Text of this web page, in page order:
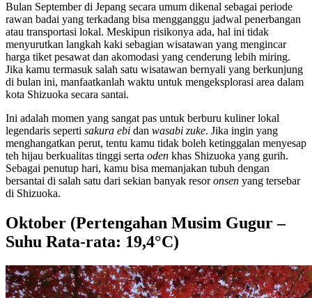
Bulan September di Jepang secara umum dikenal sebagai periode
rawan badai yang terkadang bisa mengganggu jadwal penerbangan
atau transportasi lokal. Meskipun risikonya ada, hal ini tidak
menyurutkan langkah kaki sebagian wisatawan yang mengincar
harga tiket pesawat dan akomodasi yang cenderung lebih miring.
Jika kamu termasuk salah satu wisatawan bernyali yang berkunjung
di bulan ini, manfaatkanlah waktu untuk mengeksplorasi area dalam
kota Shizuoka secara santai.
Ini adalah momen yang sangat pas untuk berburu kuliner lokal
legendaris seperti sakura ebi dan wasabi zuke. Jika ingin yang
menghangatkan perut, tentu kamu tidak boleh ketinggalan menyesap
teh hijau berkualitas tinggi serta oden khas Shizuoka yang gurih.
Sebagai penutup hari, kamu bisa memanjakan tubuh dengan
bersantai di salah satu dari sekian banyak resoronsen yang tersebar
di Shizuoka.
Oktober (Pertengahan Musim Gugur –
Suhu Rata-rata: 19,4°C)